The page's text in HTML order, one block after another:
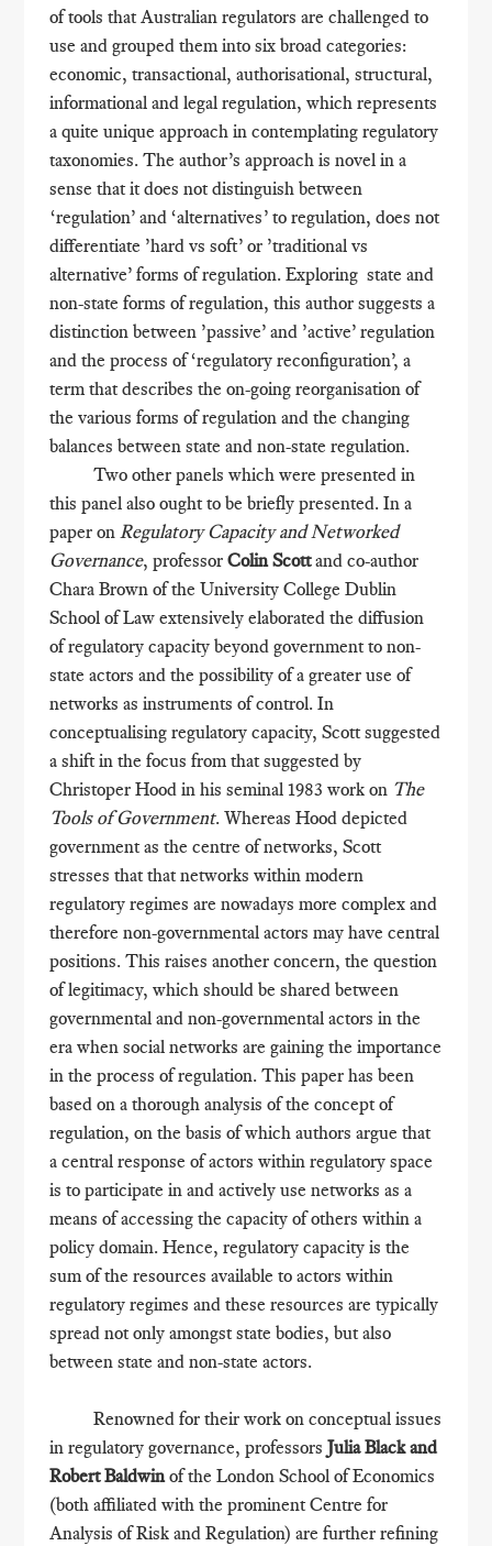
of tools that Australian regulators are challenged to
use and grouped them into six broad categories:
economic, transactional, authorisational, structural,
informational and legal regulation, which represents
a quite unique approach in contemplating regulatory
taxonomies. The author’s approach is novel in a
sense that it does not distinguish between
‘regulation’ and ‘alternatives’ to regulation, does not
differentiate ’hard vs soft’ or ’traditional vs
alternative’ forms of regulation. Exploring state and
non-state forms of regulation, this author suggests a
distinction between ’passive’ and ’active’ regulation
and the process of ‘regulatory reconfiguration’, a
term that describes the on-going reorganisation of
the various forms of regulation and the changing
balances between state and non-state regulation.
Two other panels which were presented in
this panel also ought to be briefly presented. In a
paper on Regulatory Capacity and Networked
Governance, professorColin Scottand co-author
Chara Brown of the University College Dublin
School of Law extensively elaborated the diffusion
of regulatory capacity beyond government to non-
state actors and the possibility of a greater use of
networks as instruments of control. In
conceptualising regulatory capacity, Scott suggested
a shift in the focus from that suggested by
Christoper Hood in his seminal 1983 work on The
Tools of Government. Whereas Hood depicted
government as the centre of networks, Scott
stresses that that networks within modern
regulatory regimes are nowadays more complex and
therefore non-governmental actors may have central
positions. This raises another concern, the question
of legitimacy, which should be shared between
governmental and non-governmental actors in the
era when social networks are gaining the importance
in the process of regulation. This paper has been
based on a thorough analysis of the concept of
regulation, on the basis of which authors argue that
a central response of actors within regulatory space
is to participate in and actively use networks as a
means of accessing the capacity of others within a
policy domain. Hence, regulatory capacity is the
sum of the resources available to actors within
regulatory regimes and these resources are typically
spread not only amongst state bodies, but also
between state and non-state actors.
Renowned for their work on conceptual issues
in regulatory governance, professorsJulia Black and
Robert Baldwinof the London School of Economics
(both affiliated with the prominent Centre for
Analysis of Risk and Regulation) are further refining